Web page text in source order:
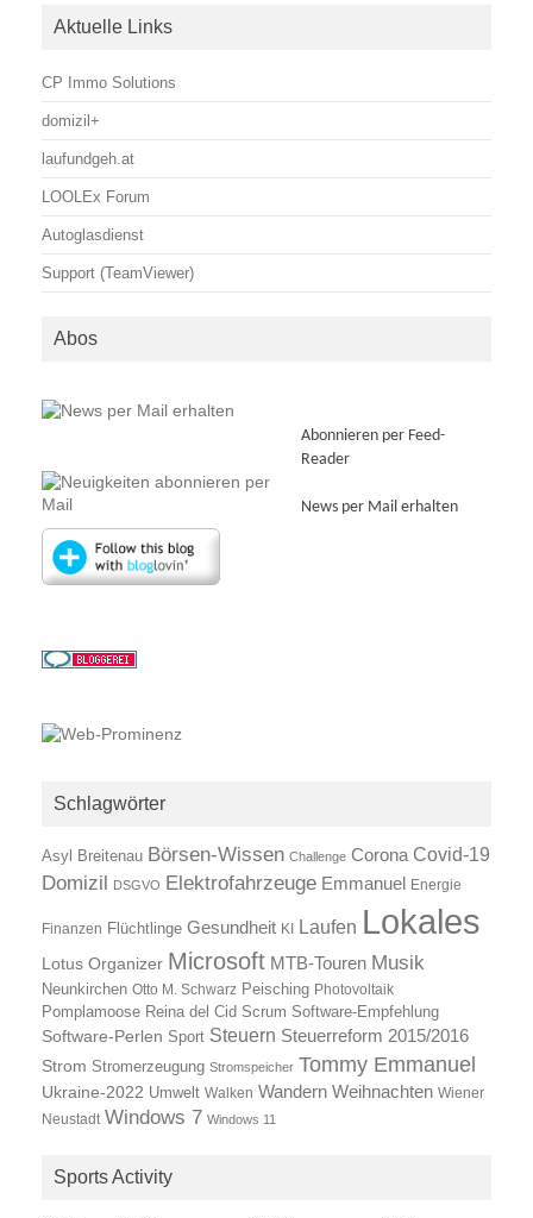
Aktuelle Links
CP Immo Solutions
domizil+
laufundgeh.at
LOOLEx Forum
Autoglasdienst
Support (TeamViewer)
Abos
Abonnieren per Feed-
Reader
News per Mail erhalten
Schlagwörter
Asyl Breitenau Börsen-Wissen Challenge Corona Covid-19
Domizil DSGVO Elektrofahrzeuge Emmanuel Energie
Finanzen Flüchtlinge Gesundheit KI Laufen Lokales
Lotus Organizer Microsoft MTB-Touren Musik
Neunkirchen Otto M. Schwarz Peisching Photovoltaik
Pomplamoose Reina del Cid Scrum Software-Empfehlung
Software-Perlen Sport Steuern Steuerreform 2015/2016
Strom Stromerzeugung Stromspeicher Tommy Emmanuel
Ukraine-2022 Umwelt Walken Wandern Weihnachten Wiener
Neustadt Windows 7 Windows 11
Sports Activity